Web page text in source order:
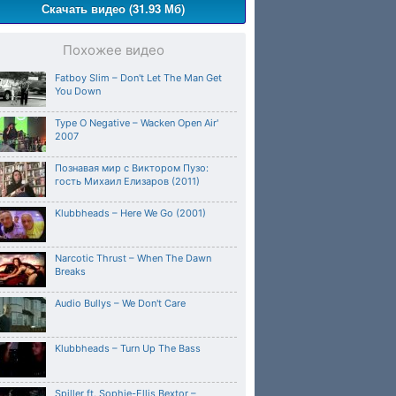
Скачать видео (31.93 Мб)
Похожее видео
Fatboy Slim – Don't Let The Man Get
You Down
Type O Negative – Wacken Open Air'
2007
Познавая мир с Виктором Пузо:
гость Михаил Елизаров (2011)
Klubbheads – Here We Go (2001)
Narcotic Thrust – When The Dawn
Breaks
Audio Bullys – We Don't Care
Klubbheads – Turn Up The Bass
Spiller ft. Sophie-Ellis Bextor –